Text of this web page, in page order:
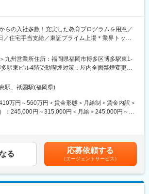
の探索と設備導入・活用
ルサービス
成形不良や不具合に対する、再現実験に基づく原
の提示
対話による、次世代製品に向けた成形工法や新規
験、また国内でテフロン製造工場を有する企業と
ロニクス、半導体や自動車など様々な分野の技術
を支える製品や素材、技術、サービスを提供して
らの入社多数！充実した教育プログラムを用意／
／住宅手当支給／東証プライム上場＊業界トップ
を訪問し、コンクリートの性能を高める混和剤な
チェックを行います。お客様が抱える課題や悩み
案や現場での技術サポートを通じて、製造を下支
ンです。
格交渉打ち合わせなどの顧客折衝
術サポートや提案は約8割、価格交渉などは約2割
九州営業所住所：福岡県福岡市博多区博多駅東1-
駅東ビル4階受動喫煙対策：屋内全面禁煙変更の
める事業所
駅、祇園駅(福岡県)
万円～560万円＜賃金形態＞月給制＜賃金内訳＞
：245,000円～315,000円＜月給＞245,000円～
収460万円／25歳 経験2年・年収560万円／35歳
収790万円／45歳 経験23年賃金はあくまでも目安の
選考を通じて上下する可能性があります。月給(月額)
めた表記です。
る 応募依頼する
（エージェントサービス）